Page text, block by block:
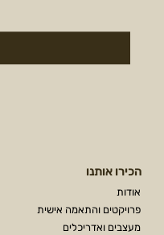
הכירו אותנו
אודות
פרויקטים והתאמה אישית
מעצבים ואדריכלים